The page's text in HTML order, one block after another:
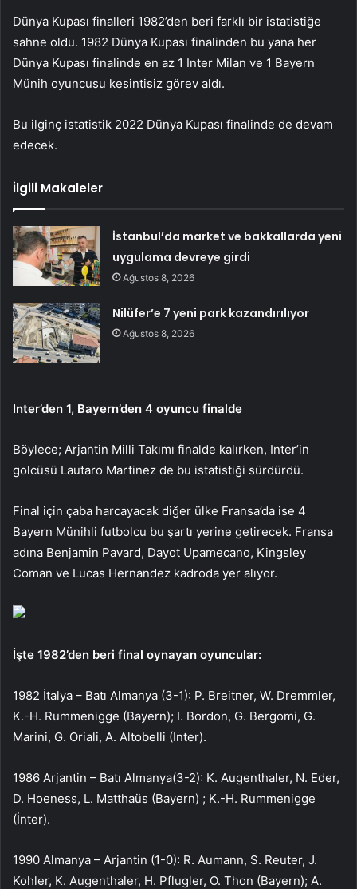
Dünya Kupası finalleri 1982’den beri farklı bir istatistiğe
sahne oldu. 1982 Dünya Kupası finalinden bu yana her
Dünya Kupası finalinde en az 1 Inter Milan ve 1 Bayern
Münih oyuncusu kesintisiz görev aldı.
Bu ilginç istatistik 2022 Dünya Kupası finalinde de devam
edecek.
İlgili Makaleler
İstanbul’da market ve bakkallarda yeni
uygulama devreye girdi
Ağustos 8, 2026
Nilüfer’e 7 yeni park kazandırılıyor
Ağustos 8, 2026
Inter’den 1, Bayern’den 4 oyuncu finalde
Böylece; Arjantin Milli Takımı finalde kalırken, Inter’in
golcüsü Lautaro Martinez de bu istatistiği sürdürdü.
Final için çaba harcayacak diğer ülke Fransa’da ise 4
Bayern Münihli futbolcu bu şartı yerine getirecek. Fransa
adına Benjamin Pavard, Dayot Upamecano, Kingsley
Coman ve Lucas Hernandez kadroda yer alıyor.
İşte 1982’den beri final oynayan oyuncular:
1982 İtalya – Batı Almanya (3-1): P. Breitner, W. Dremmler,
K.-H. Rummenigge (Bayern); I. Bordon, G. Bergomi, G.
Marini, G. Oriali, A. Altobelli (Inter).
1986 Arjantin – Batı Almanya(3-2): K. Augenthaler, N. Eder,
D. Hoeness, L. Matthaüs (Bayern) ; K.-H. Rummenigge
(İnter).
1990 Almanya – Arjantin (1-0): R. Aumann, S. Reuter, J.
Kohler, K. Augenthaler, H. Pflugler, O. Thon (Bayern); A.